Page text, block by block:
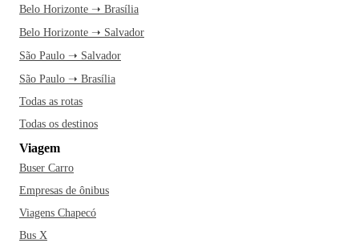
mergulhe na cultura local enquanto caminha por suas ruas
charmosas. Para um toque de história, entre no Museu
Militar da AMAN e explore as exposições fascinantes.
Quando bater a fome, escolha um dos restaurantes deliciosos
como o Bar Capelinha ou o filho da Truta e experimente
conhecer Resende agora!
Belo Horizonte ➝ Brasília
Belo Horizonte ➝ Salvador
São Paulo ➝ Salvador
São Paulo ➝ Brasília
Todas as rotas
Todas os destinos
Viagem
Buser Carro
Empresas de ônibus
Viagens Chapecó
Bus X